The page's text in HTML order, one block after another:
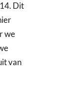
Dit
we
van